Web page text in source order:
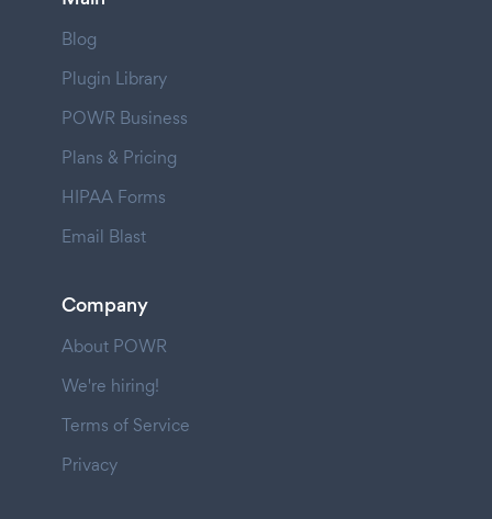
Blog
Plugin Library
POWR Business
Plans & Pricing
HIPAA Forms
Email Blast
Company
About POWR
We're hiring!
Terms of Service
Privacy